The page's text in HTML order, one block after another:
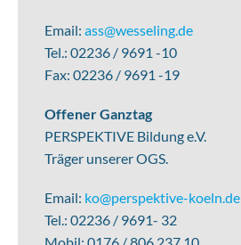
Email: ass@wesseling.de
Tel.: 02236 / 9691 -10
Fax: 02236 / 9691 -19
Offener Ganztag
PERSPEKTIVE Bildung e.V.
Träger unserer OGS.
Email: ko@perspektive-koeln.de
Tel.: 02236 / 9691- 32